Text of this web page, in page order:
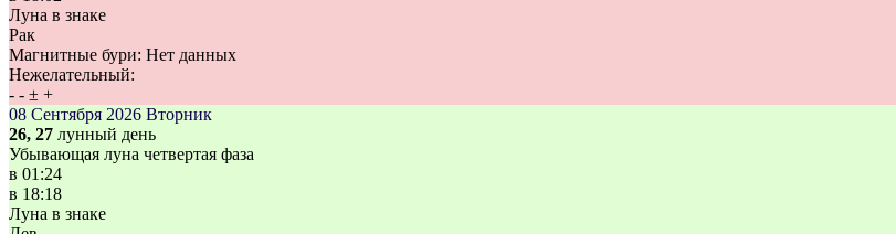
Луна в знаке
Рак
Магнитные бури: Нет данных
Нежелательный:
- - ± +
08 Сентября 2026 Вторник
26, 27 лунный день
Убывающая луна четвертая фаза
в 01:24
в 18:18
Луна в знаке